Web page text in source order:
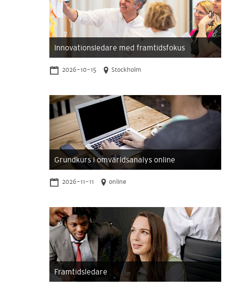
Innovationsledare med framtidsfokus
2026-10-15 Stockholm
Grundkurs i omvärldsanalys online
2026-11-11 online
Framtidsledare